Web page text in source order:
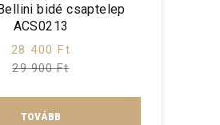
bidé csaptelep
ACS0213
28 400 Ft
29 900 Ft
TOVÁBB